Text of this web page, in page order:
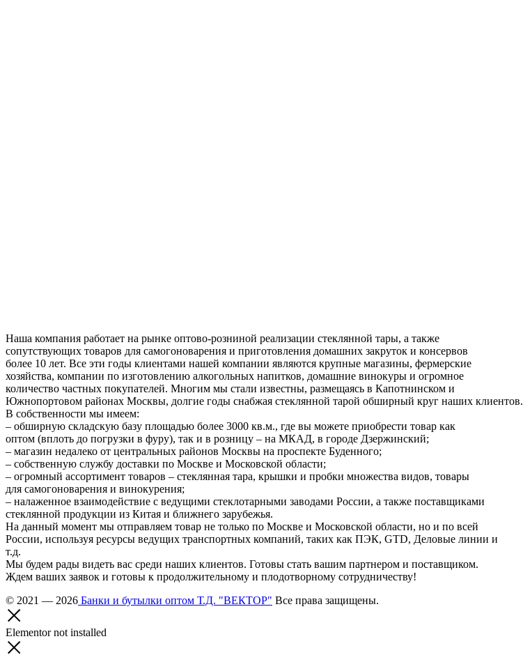
Наша компания работает на рынке оптово-розниной реализации стеклянной тары, а также
сопутствующих товаров для самогоноварения и приготовления домашних закруток и консервов
более 10 лет. Все эти годы клиентами нашей компании являются крупные магазины, фермерские
хозяйства, компании по изготовлению алкогольных напитков, домашние винокуры и огромное
количество частных покупателей. Многим мы стали известны, размещаясь в Капотнинском и
Южнопортовом районах Москвы, долгие годы снабжая стеклянной тарой обширный круг наших клиентов.
В собственности мы имеем:
– обширную складскую базу площадью более 3000 кв.м., где вы можете приобрести товар как
оптом (вплоть до погрузки в фуру), так и в розницу – на МКАД, в городе Дзержинский;
– магазин недалеко от центральных районов Москвы на проспекте Буденного;
– собственную службу доставки по Москве и Московской области;
– огромный ассортимент товаров – стеклянная тара, крышки и пробки множества видов, товары
для самогоноварения и винокурения;
– налаженное взаимодействие с ведущими стеклотарными заводами России, а также поставщиками
стеклянной продукции из Китая и ближнего зарубежья.
На данный момент мы отправляем товар не только по Москве и Московской области, но и по всей
России, используя ресурсы ведущих транспортных компаний, таких как ПЭК, GTD, Деловые линии и
т.д.
Мы будем рады видеть вас среди наших клиентов. Готовы стать вашим партнером и поставщиком.
Ждем ваших заявок и готовы к продолжительному и плодотворному сотрудничеству!
© 2021 — 2026 Банки и бутылки оптом Т.Д. "ВЕКТОР" Все права защищены.
Elementor not installed